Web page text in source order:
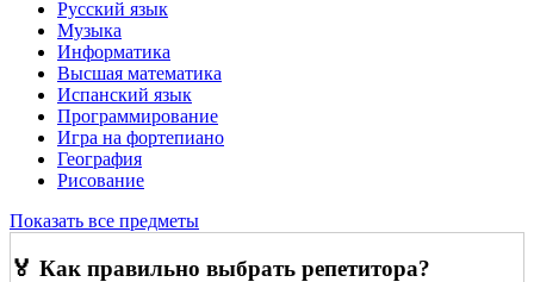
Русский язык
Музыка
Информатика
Высшая математика
Испанский язык
Программирование
Игра на фортепиано
География
Рисование
Показать все предметы
🏅 Как правильно выбрать репетитора?